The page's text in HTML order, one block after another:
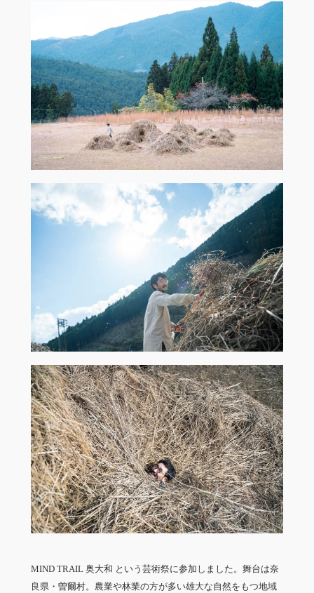
MIND TRAIL 奥大和 という芸術祭に参加しました。舞台は奈
良県・曽爾村。農業や林業の方が多い雄大な自然をもつ地域